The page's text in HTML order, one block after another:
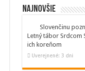
Najnovšie
Slovenčinu
Letný tábor Srdcom
ich koreňom
Uverejnené: 3 dni